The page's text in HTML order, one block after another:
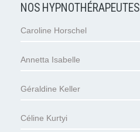
NOS HYPNOTHÉRAPEUTES
Caroline Horschel
Annetta Isabelle
Géraldine Keller
Céline Kurtyi